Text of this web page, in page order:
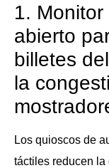
1.
abierto
billetes
la
Los quioscos de
táctiles reducen